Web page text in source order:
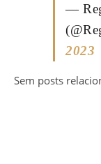
—
2023
Sem posts